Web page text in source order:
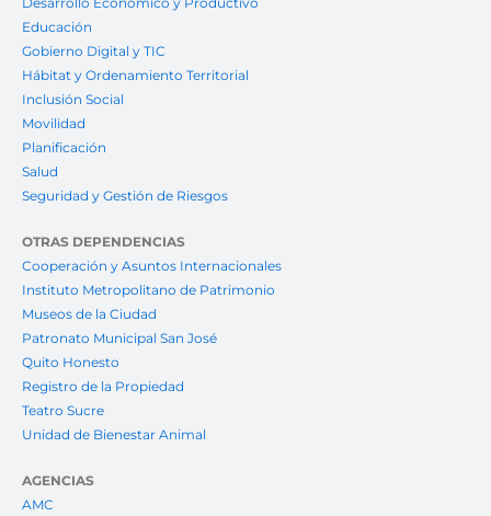
Educación
Gobierno Digital y TIC
Hábitat y Ordenamiento Territorial
Inclusión Social
Movilidad
Planificación
Salud
Seguridad y Gestión de Riesgos
OTRAS DEPENDENCIAS
Cooperación y Asuntos Internacionales
Instituto Metropolitano de Patrimonio
Museos de la Ciudad
Patronato Municipal San José
Quito Honesto
Registro de la Propiedad
Teatro Sucre
Unidad de Bienestar Animal
AGENCIAS
AMC